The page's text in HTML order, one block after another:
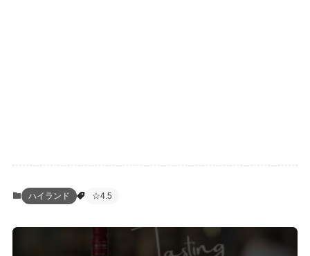
ハイランド ☆4.5